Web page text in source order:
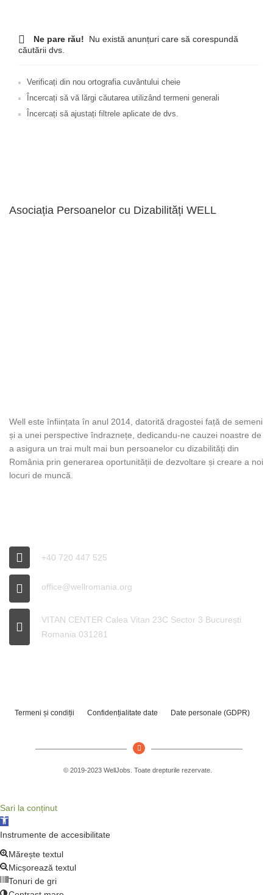
Ne pare rău! Nu există anunțuri care să corespundă
căutării dvs.
Verificați din nou ortografia cuvântului cheie
Încercați să vă lărgi căutarea utilizând termeni generali
Încercați să ajustați filtrele aplicate de dvs.
Asociația Persoanelor cu Dizabilități WELL
Well este înființata în anul 2014, datorită dragostei față de semeni
și a unei perspective îndraznețe, dedicandu-ne cauzei noastre de
a asigura un trai mult mai bun persoanelor cu dizabilități din
România prin generarea oportunității de dezvoltare și creare a noi
locuri de muncă.
+40 720 447 525
office@wellromania.org
VITAN CENTER Calea Vitan 23C Sector 3 București
Romania 031281
Termeni și condiții Confidențialitate date Date personale (GDPR)
© 2019-2023 WellJobs. Toate drepturile rezervate.
Sari la conținut
Deschide bara de unelte
Instrumente de accesibilitate
Mărește textul
Micșorează textul
Tonuri de gri